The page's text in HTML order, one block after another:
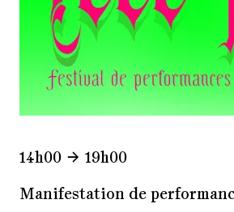
Manifestation de
14h00 19h00